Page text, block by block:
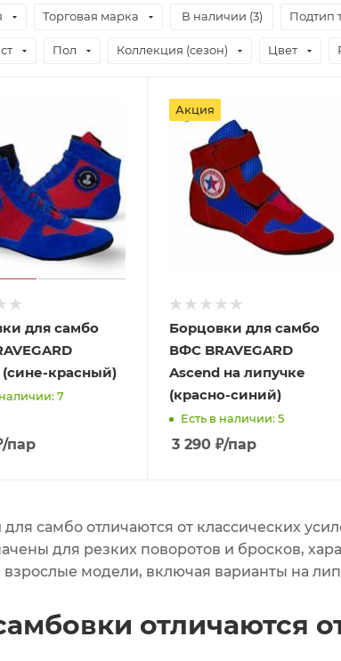
Торговая марка В наличии (3) Подтип
Пол Коллекция (сезон) Цвет
для самбо
(сине-красный)
7
/пар
Акция
Борцовки для самбо
ВФС BRAVEGARD
Ascend на липучке
(красно-синий)
Есть в наличии: 5
3 290 ₽/пар
самбо отличаются от классических
для резких поворотов и бросков,
взрослые модели, включая варианты на
отличаются